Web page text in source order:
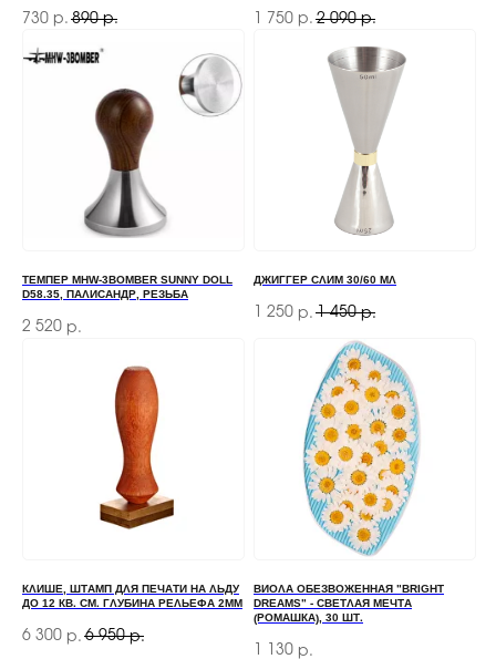
730 р. 890 р. 1 750 р. 2 090 р.
ТЕМПЕР MHW-3BOMBER SUNNY DOLL
D58.35, ПАЛИСАНДР, РЕЗЬБА
2 520 р.
ДЖИГГЕР СЛИМ 30/60 МЛ
1 250 р. 1 450 р.
КЛИШЕ, ШТАМП ДЛЯ ПЕЧАТИ НА ЛЬДУ
ДО 12 КВ. СМ. ГЛУБИНА РЕЛЬЕФА 2ММ
6 300 р. 6 950 р.
ВИОЛА ОБЕЗВОЖЕННАЯ "BRIGHT
DREAMS" - СВЕТЛАЯ МЕЧТА
(РОМАШКА), 30 ШТ.
1 130 р.
Если у вас есть вопросы по ассортименту или
нужна консультация — оставьте свои контакты,
мы свяжемся с вами
Отправляя форму, вы соглашаетесь
с Политикой
ОТПРАВИТЬ